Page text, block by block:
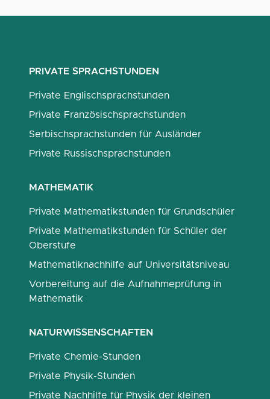
PRIVATE SPRACHSTUNDEN
Private Englischsprachstunden
Private Französischsprachstunden
Serbischsprachstunden für Ausländer
Private Russischsprachstunden
MATHEMATIK
Private Mathematikstunden für Grundschüler
Private Mathematikstunden für Schüler der
Oberstufe
Mathematiknachhilfe auf Universitätsniveau
Vorbereitung auf die Aufnahmeprüfung in
Mathematik
NATURWISSENSCHAFTEN
Private Chemie-Stunden
Private Physik-Stunden
Private Nachhilfe für Physik der kleinen